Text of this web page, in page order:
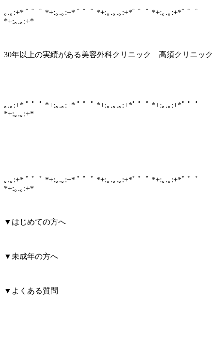
｡.｡:+* ﾟ ゜ﾟ *+:｡.｡:+* ﾟ ゜ﾟ *+:｡.｡.｡:+*ﾟ ゜ﾟ *+:｡.｡:+*ﾟ ゜ﾟ
*+:｡.｡:+*
30年以上の実績がある美容外科クリニック 高須クリニック
｡.｡:+* ﾟ ゜ﾟ *+:｡.｡:+* ﾟ ゜ﾟ *+:｡.｡.｡:+*ﾟ ゜ﾟ *+:｡.｡:+*ﾟ ゜ﾟ
*+:｡.｡:+*
｡.｡:+* ﾟ ゜ﾟ *+:｡.｡:+* ﾟ ゜ﾟ *+:｡.｡.｡:+*ﾟ ゜ﾟ *+:｡.｡:+*ﾟ ゜ﾟ
*+:｡.｡:+*
▼はじめての方へ
▼未成年の方へ
▼よくある質問